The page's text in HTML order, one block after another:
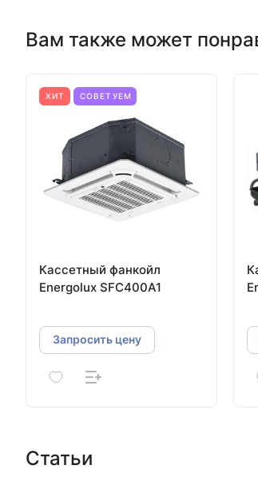
Вам также может
ХИТ СОВЕТУЕМ
Кассетный фанкойл
Energolux SFC400A1
Запросить цену
Статьи